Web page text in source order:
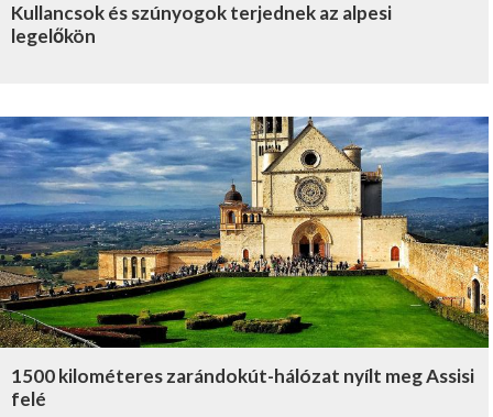
Kullancsok és szúnyogok terjednek az alpesi
legelőkön
1500 kilométeres zarándokút-hálózat nyílt meg Assisi
felé